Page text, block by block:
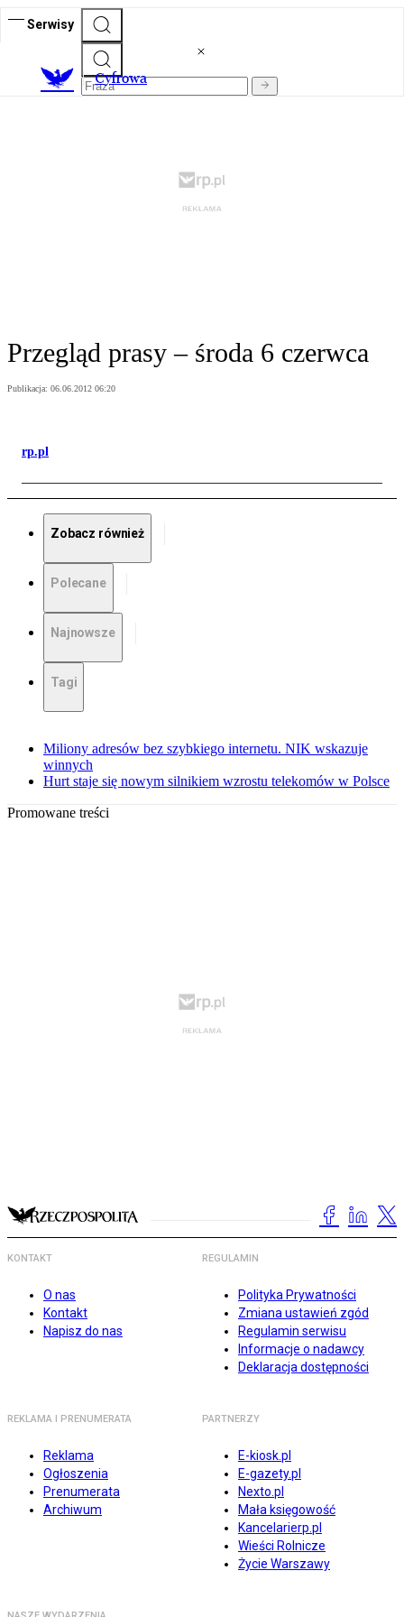
Serwisy
Cyfrowa
Przegląd prasy – środa 6 czerwca
Publikacja: 06.06.2012 06:20
rp.pl
Zobacz również
Polecane
Najnowsze
Tagi
Miliony adresów bez szybkiego internetu. NIK wskazuje
winnych
Hurt staje się nowym silnikiem wzrostu telekomów w Polsce
Promowane treści
KONTAKT
O nas
Kontakt
Napisz do nas
REGULAMIN
Polityka Prywatności
Zmiana ustawień zgód
Regulamin serwisu
Informacje o nadawcy
Deklaracja dostępności
REKLAMA I PRENUMERATA
Reklama
Ogłoszenia
Prenumerata
Archiwum
PARTNERZY
E-kiosk.pl
E-gazety.pl
Nexto.pl
Mała księgowość
Kancelarierp.pl
Wieści Rolnicze
Życie Warszawy